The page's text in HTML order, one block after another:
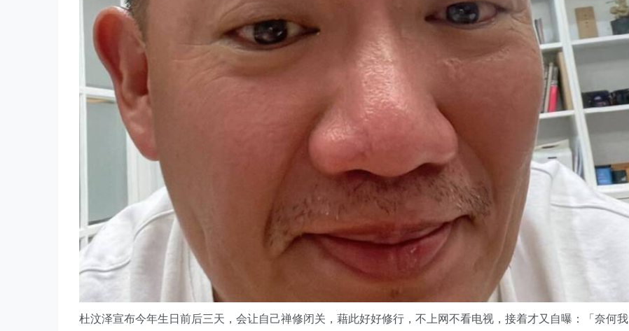
杜汶泽宣布今年生日前后三天，会让自己禅修闭关，藉此好好修行，不上网不看电视，接着才又自曝：「奈何我